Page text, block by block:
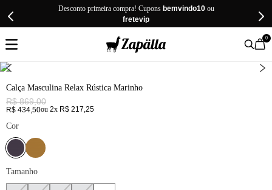
Desconto primeira compra! Cupons bemvindo10ou
fretevip
0
Calça Masculina Relax Rústica Marinho
R$ 869,00
R$ 434,50ou 2x R$ 217,25
Cor
Tamanho